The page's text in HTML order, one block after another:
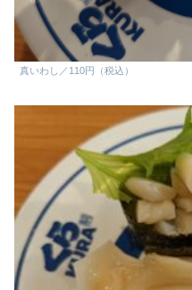
真いわし／110円（税込）